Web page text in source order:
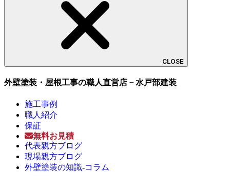
CLOSE
外壁塗装・屋根工事の職人直営店－水戸部建装
施工事例
職人紹介
保証
無料お見積
代表親方ブログ
現場親方ブログ
外壁塗装の知識-コラム